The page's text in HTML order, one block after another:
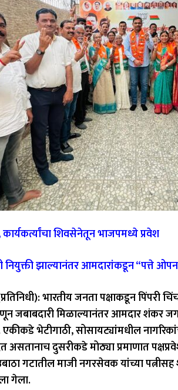
शिवसेनेतून भाजपमध्ये प्रवेश
नियुक्ती झाल्यानंतर आमदारांकडून “पत्ते
भारतीय जनता पक्षाकडून पिंपरी
जबाबदारी मिळाल्यानंतर आमदार शंकर
भेटीगाठी, सोसायट्यांमधील
असतानाच दुसरीकडे मोठ्या प्रमाणात
गटातील माजी नगरसेवक यांच्या
गेला.